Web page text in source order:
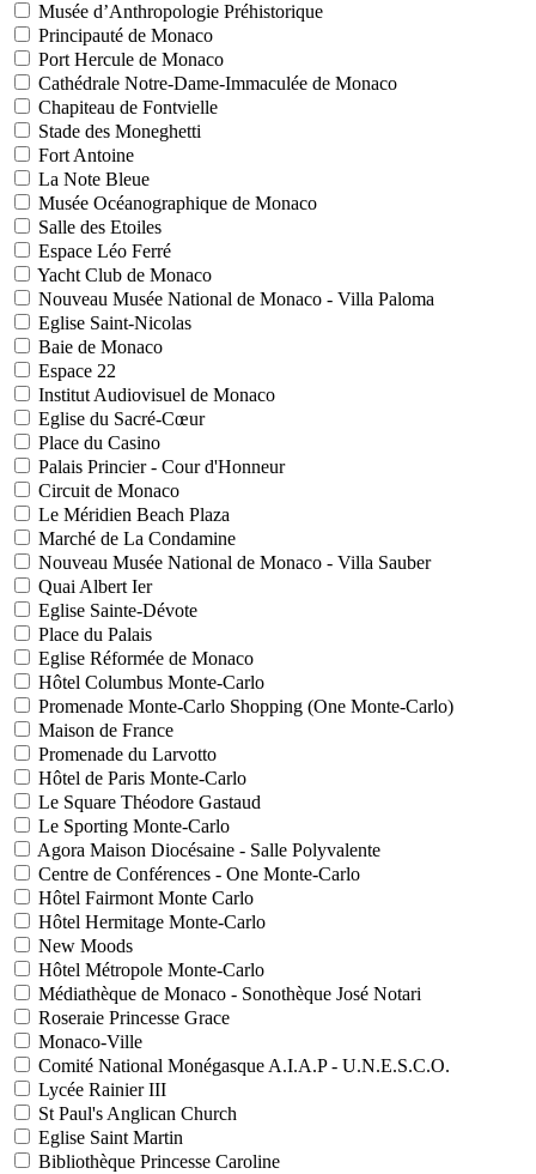
Musée d’Anthropologie Préhistorique
Principauté de Monaco
Port Hercule de Monaco
Cathédrale Notre-Dame-Immaculée de Monaco
Chapiteau de Fontvielle
Stade des Moneghetti
Fort Antoine
La Note Bleue
Musée Océanographique de Monaco
Salle des Etoiles
Espace Léo Ferré
Yacht Club de Monaco
Nouveau Musée National de Monaco - Villa Paloma
Eglise Saint-Nicolas
Baie de Monaco
Espace 22
Institut Audiovisuel de Monaco
Eglise du Sacré-Cœur
Place du Casino
Palais Princier - Cour d'Honneur
Circuit de Monaco
Le Méridien Beach Plaza
Marché de La Condamine
Nouveau Musée National de Monaco - Villa Sauber
Quai Albert Ier
Eglise Sainte-Dévote
Place du Palais
Eglise Réformée de Monaco
Hôtel Columbus Monte-Carlo
Promenade Monte-Carlo Shopping (One Monte-Carlo)
Maison de France
Promenade du Larvotto
Hôtel de Paris Monte-Carlo
Le Square Théodore Gastaud
Le Sporting Monte-Carlo
Agora Maison Diocésaine - Salle Polyvalente
Centre de Conférences - One Monte-Carlo
Hôtel Fairmont Monte Carlo
Hôtel Hermitage Monte-Carlo
New Moods
Hôtel Métropole Monte-Carlo
Médiathèque de Monaco - Sonothèque José Notari
Roseraie Princesse Grace
Monaco-Ville
Comité National Monégasque A.I.A.P - U.N.E.S.C.O.
Lycée Rainier III
St Paul's Anglican Church
Eglise Saint Martin
Bibliothèque Princesse Caroline